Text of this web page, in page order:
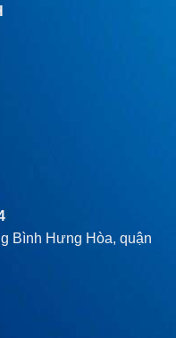
Bình Hưng Hòa, quận